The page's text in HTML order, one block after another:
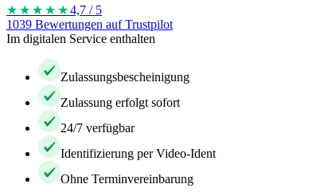
★★★★ ★4,7 / 5
1039 Bewertungen auf Trustpilot
Im digitalen Service enthalten
Zulassungsbescheinigung
Zulassung erfolgt sofort
24/7 verfügbar
Identifizierung per Video-Ident
Ohne Terminvereinbarung